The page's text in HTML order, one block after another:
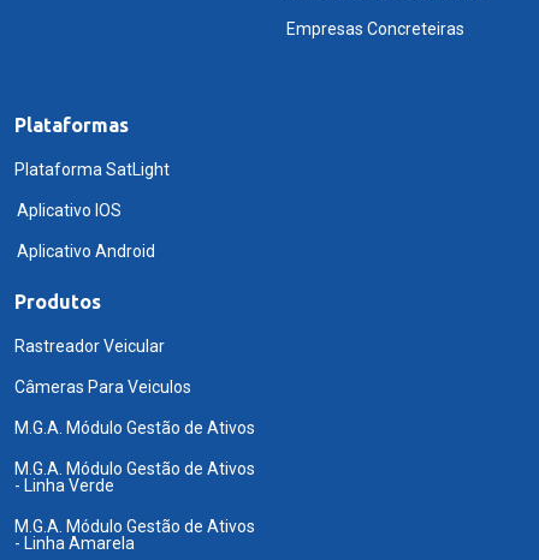
Empresas Concreteiras
Plataformas
Plataforma SatLight
Aplicativo IOS
Aplicativo Android
Produtos
Rastreador Veicular
Câmeras Para Veiculos
M.G.A. Módulo Gestão de Ativos
M.G.A. Módulo Gestão de Ativos
- Linha Verde
M.G.A. Módulo Gestão de Ativos
- Linha Amarela